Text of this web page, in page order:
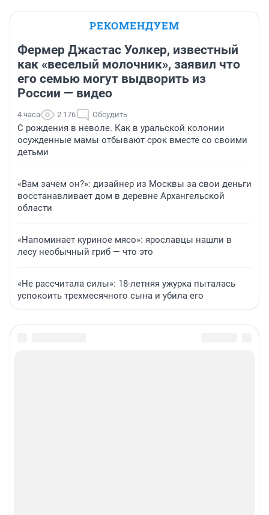
РЕКОМЕНДУЕМ
Фермер Джастас Уолкер, известный
как «веселый молочник», заявил что
его семью могут выдворить из
России — видео
4 часа 2 176 Обсудить
С рождения в неволе. Как в уральской колонии
осужденные мамы отбывают срок вместе со своими
детьми
«Вам зачем он?»: дизайнер из Москвы за свои деньги
восстанавливает дом в деревне Архангельской
области
«Напоминает куриное мясо»: ярославцы нашли в
лесу необычный гриб — что это
«Не рассчитала силы»: 18-летняя ужурка пыталась
успокоить трехмесячного сына и убила его